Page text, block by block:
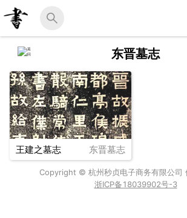
东晋墓志
王建之墓志 东晋墓志
Copyright © 杭州秒贞电子商务有限公司
浙ICP备18039902号-3